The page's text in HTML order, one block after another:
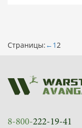
Страницы: ←12
8-800-222-19-41